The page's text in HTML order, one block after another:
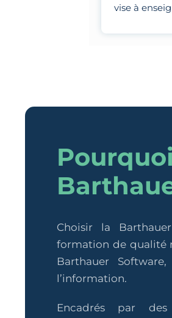
vise à
données
Choisir la
formation de qualité
Barthauer
l’information.
Encadrés par des